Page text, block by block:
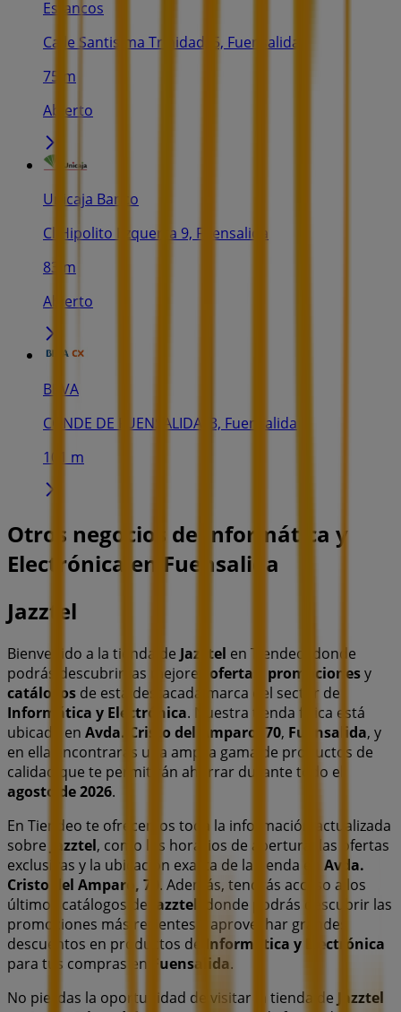
Estancos
Calle Santisima Trinidad, 5, Fuensalida
75 m
Abierto
Unicaja Banco
Cl Hipolito Ezquerra 9, Fuensalida
83 m
Abierto
BBVA
CONDE DE FUENSALIDA, 3, Fuensalida
101 m
Otros negocios de Informática y
Electrónica en Fuensalida
Jazztel
Bienvenido a la tienda de Jazztel en Tiendeo, donde
podrás descubrir las mejores ofertas promocionesy
catálogos de esta destacada marca del sector de
Informática y Electrónica. Nuestra tienda física está
ubicada en Avda. Cristo del Amparo, 70, Fuensalida, y
en ella encontrarás una amplia gama de productos de
calidad que te permitirán ahorrar durante todo el
agosto de 2026.
En Tiendeo te ofrecemos toda la información actualizada
sobre
Jazztel, como los horarios de apertura, las ofertas
exclusivas y la ubicación exacta de la tienda en Avda.
Cristo del Amparo, 70 . Además, tendrás acceso a los
últimos catálogos de
Jazztel , donde podrás descubrir las
promociones más recientes y aprovechar grandes
descuentos en productos de
Informática y Electrónica
para tus compras en
Fuensalida.
No pierdas la oportunidad de visitar la tienda de Jazztel